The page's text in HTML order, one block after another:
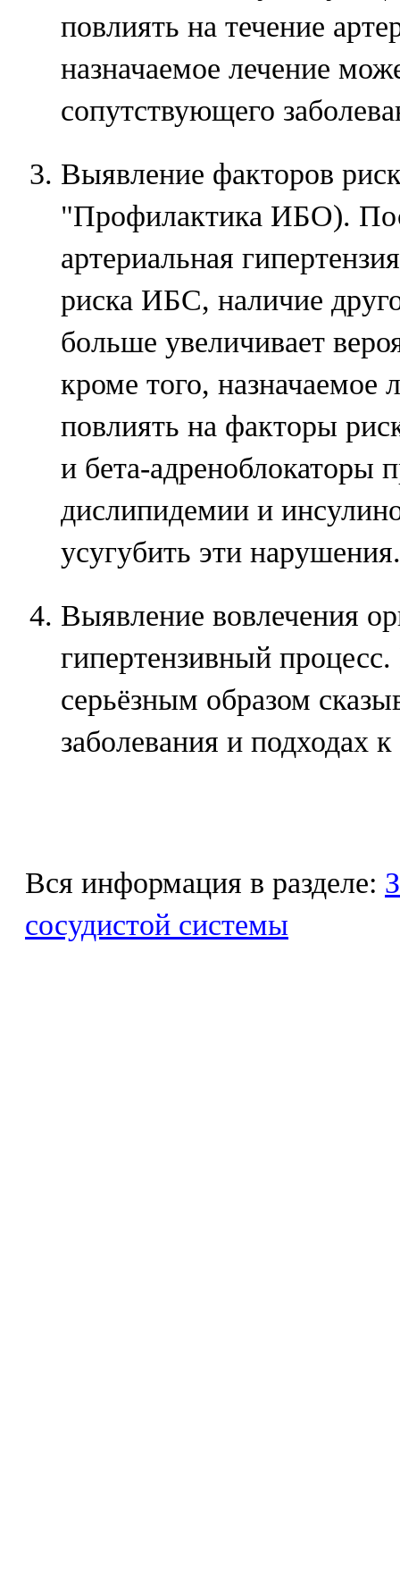
повлиять на течение
назначаемое лечение
сопутствующего
Выявление факторов
"Профилактика ИБО).
артериальная
риска ИБС, наличие
больше увеличивает
кроме того, назначаемое
повлиять на факторы
и бета-адреноблокаторы
дислипидемии и
усугубить эти нарушения.
Выявление вовлечения
гипертензивный
серьёзным образом
заболевания и подходах
Вся информация в разделе:
сосудистой системы